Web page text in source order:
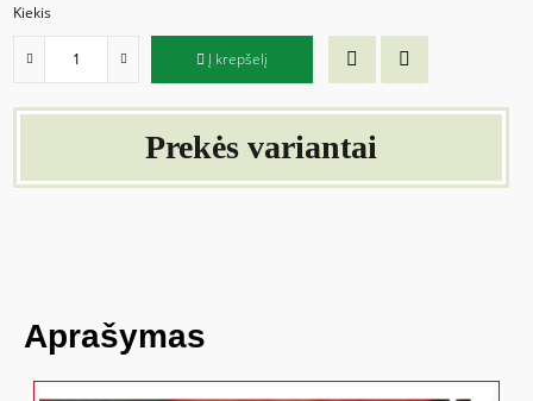
Kiekis
Į krepšelį
Prekės variantai
Aprašymas